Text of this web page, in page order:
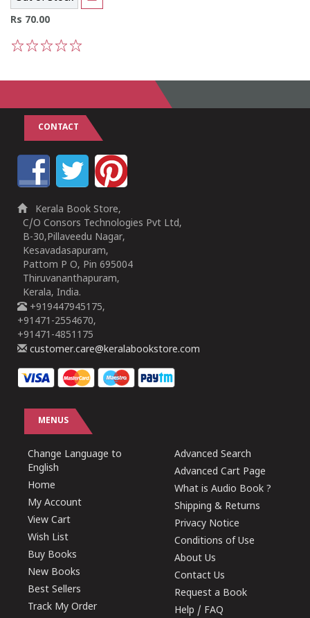
Rs 70.00
CONTACT
Kerala Book Store,
C/O Consors Technologies Pvt Ltd,
B-30,Pillaveedu Nagar,
Kesavadasapuram,
Pattom P O, Pin 695004
Thiruvananthapuram,
Kerala, India.
+919447945175,
+91471-2554670,
+91471-4851175
customer.care@keralabookstore.com
MENUS
Change Language to
English
Home
My Account
View Cart
Wish List
Buy Books
New Books
Best Sellers
Track My Order
Advanced Search
Advanced Cart Page
What is Audio Book ?
Shipping & Returns
Privacy Notice
Conditions of Use
About Us
Contact Us
Request a Book
Help / FAQ